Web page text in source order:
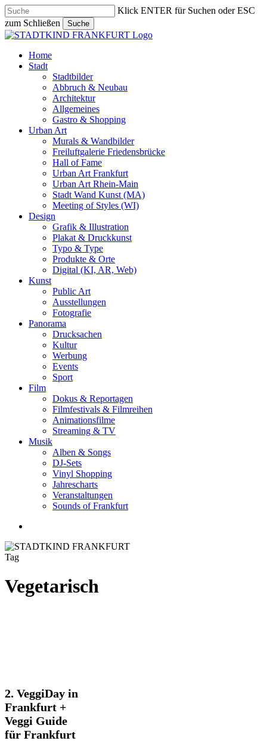
Skip
to
main
content
Klick ENTER für Suchen oder ESC
zum Schließen
Suche
Close
search
Menu
Home
Stadt
Stadtbilder
Abbruch & Neubau
Architektur
Allgemeines
Gastro & Shopping
Urban Art
Murals & Wandbilder
Freiluftgalerie Friedensbrücke
Hall of Fame
Urban Art Frankfurt
Urban Art Rhein-Main
Stadt Wand Kunst (MA)
Meeting of Styles (WI)
Design
Grafik & Illustration
Plakat & Druckkunst
Typo & Type
Produkte & Orte
Digital (KI, AR, Web)
Kunst
Public Art
Ausstellungen
Fotografie
Panorama
Drucksachen
Kultur
Werbung
Events
Sport
Film
Dokus & Reportagen
Filmfestivals & Filmreihen
Animationsfilme
Streaming & TV
Musik
Alben & Songs
DJ-Sets
Vinyl Shopping
Jahrescharts
Veranstaltungen
Sounds of Frankfurt
Tag
Vegetarisch
2.
VeggiDay
in
Frankfurt
+
2. VeggiDay in
Frankfurt +
Veggi Guide
für Frankfurt